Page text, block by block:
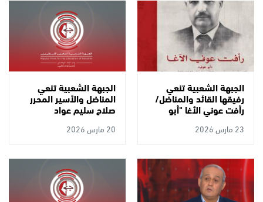
الجبهة الشعبية تنعي
رفيقها القائد والمناضل/
رأفت عوني الأغا "أبو
عوني"
23 مارس 2026
الجبهة الشعبية تنعي
المناضل والأسير المحرر
صلاح سليم عواد
20 مارس 2026